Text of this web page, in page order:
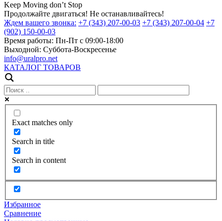
Keep Moving don’t Stop
Продолжайте двигаться! Не останавливайтесь!
Ждем вашего звонка: +7 (343) 207-00-03 +7 (343) 207-00-04 +7
(902) 150-00-03
Время работы: Пн-Пт с 09:00-18:00
Выходной: Суббота-Воскресенье
info@uralpro.net
КАТАЛОГ ТОВАРОВ
Exact matches only
Search in title
Search in content
Избранное
Сравнение